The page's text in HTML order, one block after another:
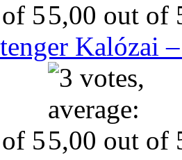
Kalózai